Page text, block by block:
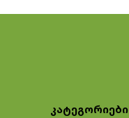
კატეგორიები